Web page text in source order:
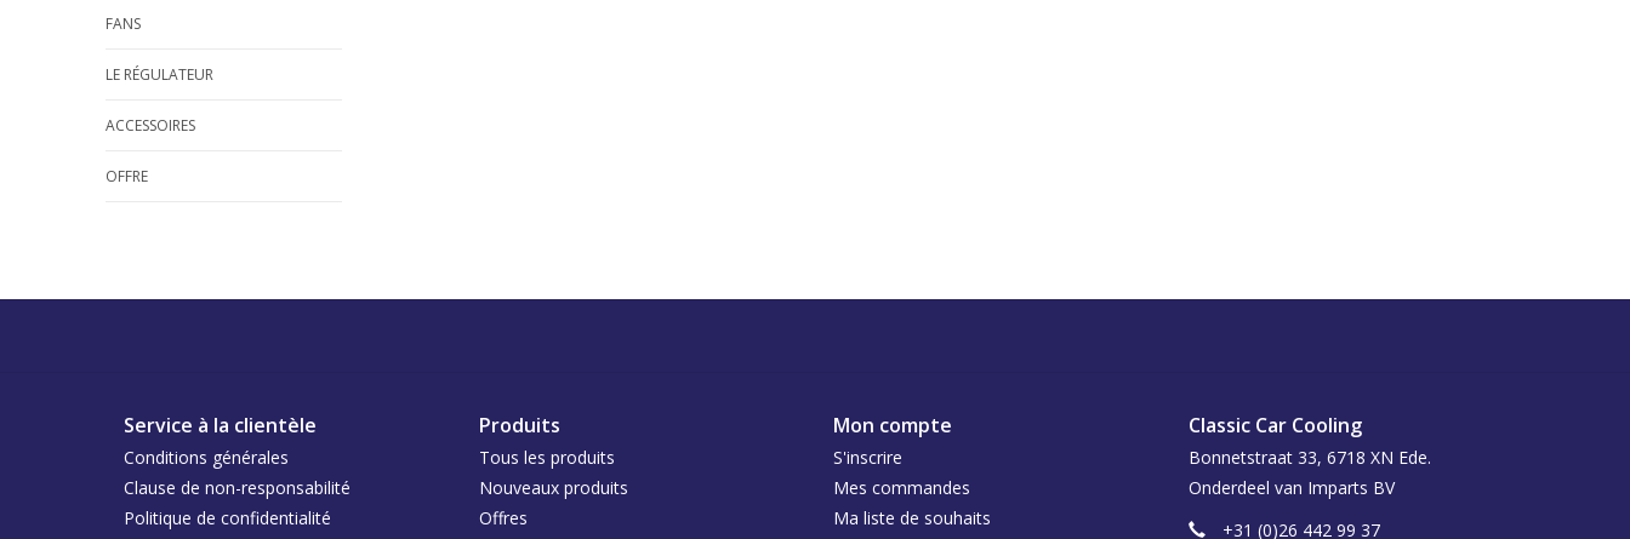
FANS
LE RÉGULATEUR
ACCESSOIRES
OFFRE
Service à la clientèle
Conditions générales
Clause de non-responsabilité
Politique de confidentialité
Produits
Tous les produits
Nouveaux produits
Offres
Mon compte
S'inscrire
Mes commandes
Ma liste de souhaits
Classic Car Cooling
Bonnetstraat 33, 6718 XN Ede.
Onderdeel van Imparts BV
+31 (0)26 442 99 37